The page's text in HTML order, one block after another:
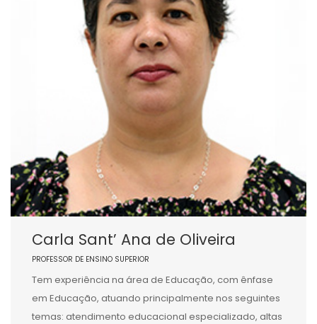
Carla Sant’ Ana de Oliveira
PROFESSOR DE ENSINO SUPERIOR
Tem experiência na área de Educação, com ênfase
em Educação, atuando principalmente nos seguintes
temas: atendimento educacional especializado, altas